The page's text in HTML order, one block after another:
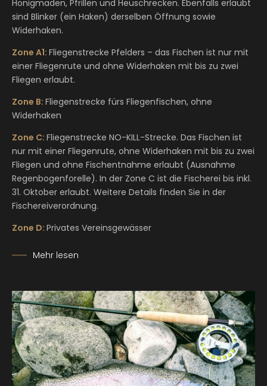
Honigmaden, Pfrillen und Heuschrecken. Ebenfalls erlaubt
sind Blinker (ein Haken) derselben Öffnung sowie
Widerhaken.
Zone A1: Fliegenstrecke Pfelders – das Fischen ist nur mit
einer Fliegenrute und ohne Widerhaken mit bis zu zwei
Fliegen erlaubt.
Zone B: Fliegenstrecke fürs Fliegenfischen, ohne
Widerhaken
Zone C: Fliegenstrecke NO-KILL-Strecke. Das Fischen ist
nur mit einer Fliegenrute, ohne Widerhaken mit bis zu zwei
Fliegen und ohne Fischentnahme erlaubt (Ausnahme
Regenbogenforelle). In der Zone C ist die Fischerei bis inkl.
31. Oktober erlaubt. Weitere Details finden Sie in der
Fischereiverordnung.
Zone D: Privates Vereinsgewässer
Mehr lesen